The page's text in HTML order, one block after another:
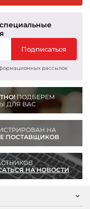
Подписаться
рассылок
ПОДБЕРЕМ
ДЛЯ ВАС
НА
ПОСТАВЩИКОВ
НА НОВОСТИ